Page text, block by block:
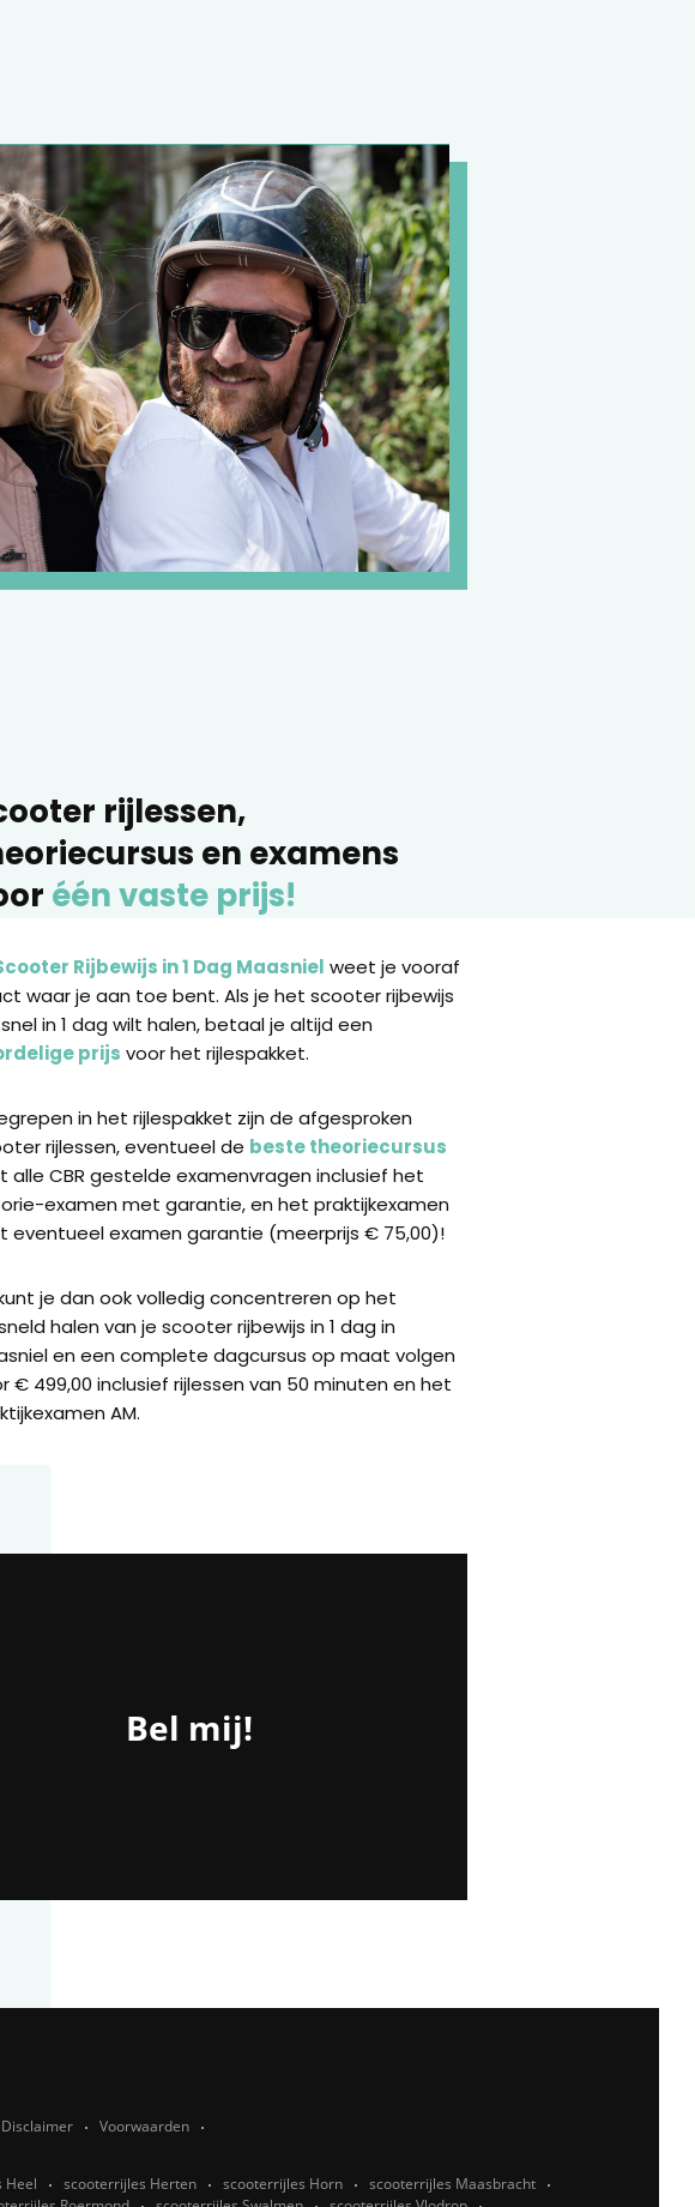
rijlessen,
en examens
één vaste prijs!
Rijbewijs in 1 Dag Maasniel weet je vooraf
waar je aan toe bent. Als je het scooter rijbewijs
snel in 1 dag wilt halen, betaal je altijd een
prijs voor het rijlespakket.
in het rijlespakket zijn de afgesproken
rijlessen, eventueel de beste theoriecursus
alle CBR gestelde examenvragen inclusief het
examen met garantie, en het praktijkexamen
eventueel examen garantie (meerprijs € 75,00)!
je dan ook volledig concentreren op het
halen van je scooter rijbewijs in 1 dag in
en een complete dagcursus op maat volgen
€ 499,00 inclusief rijlessen van 50 minuten en het
AM.
Bel mij!
Disclaimer Voorwaarden
Heel scooterrijles Herten scooterrijles Horn
scooterrijles Maasbracht